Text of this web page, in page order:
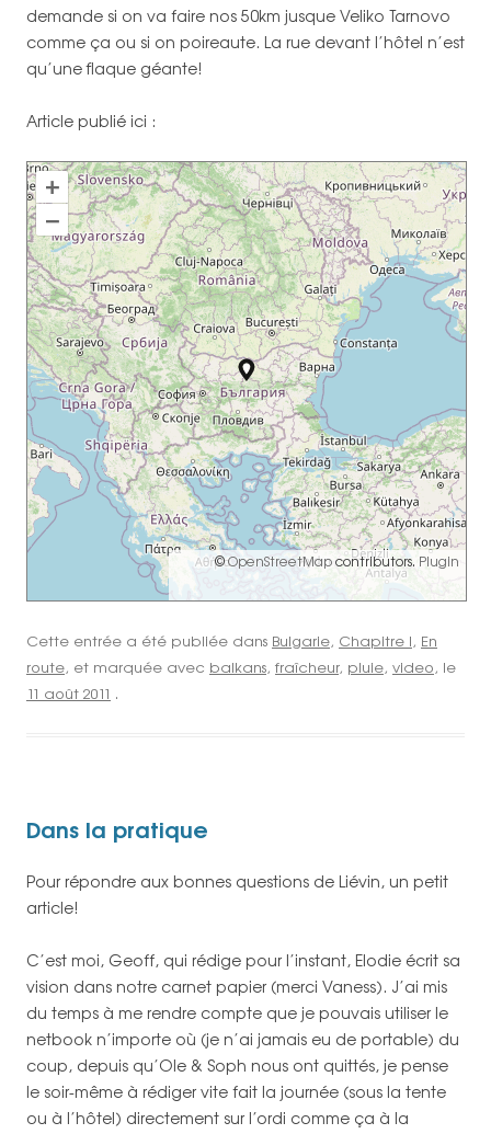
demande si on va faire nos 50km jusque Veliko Tarnovo
comme ça ou si on poireaute. La rue devant l’hôtel n’est
qu’une flaque géante!
Article publié ici :
+
–
©OpenStreetMap contributors. Plugin
Cette entrée a été publiée dans Bulgarie, Chapitre I, En
route, et marquée avec balkans, fraîcheur, pluie, video, le
11 août 2011 .
Dans la pratique
Pour répondre aux bonnes questions de Liévin, un petit
article!
C’est moi, Geoff, qui rédige pour l’instant, Elodie écrit sa
vision dans notre carnet papier (merci Vaness). J’ai mis
du temps à me rendre compte que je pouvais utiliser le
netbook n’importe où (je n’ai jamais eu de portable) du
coup, depuis qu’Ole & Soph nous ont quittés, je pense
le soir-même à rédiger vite fait la journée (sous la tente
ou à l’hôtel) directement sur l’ordi comme ça à la